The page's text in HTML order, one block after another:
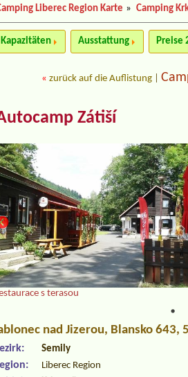
Liberec Region Karte » Camping
Kapazitäten Ausstattung Preise
«zurück auf die Auflistung |
Zátiší
s terasou
nad Jizerou, Blansko 643,
Semily
Liberec Region